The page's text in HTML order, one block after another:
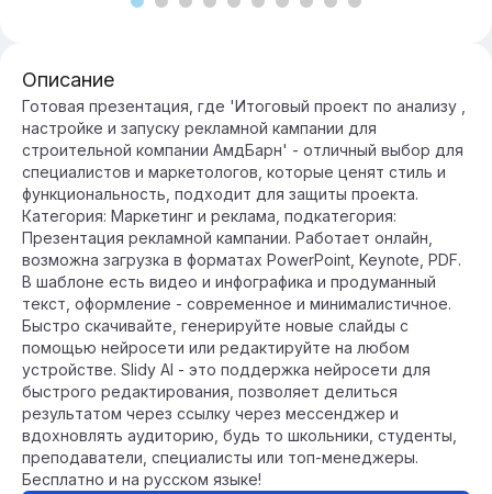
Описание
Готовая презентация, где 'Итоговый проект по анализу ,
настройке и запуску рекламной кампании для
строительной компании АмдБарн' - отличный выбор для
специалистов и маркетологов, которые ценят стиль и
функциональность, подходит для защиты проекта.
Категория: Маркетинг и реклама, подкатегория:
Презентация рекламной кампании. Работает онлайн,
возможна загрузка в форматах PowerPoint, Keynote, PDF.
В шаблоне есть видео и инфографика и продуманный
текст, оформление - современное и минималистичное.
Быстро скачивайте, генерируйте новые слайды с
помощью нейросети или редактируйте на любом
устройстве. Slidy AI - это поддержка нейросети для
быстрого редактирования, позволяет делиться
результатом через ссылку через мессенджер и
вдохновлять аудиторию, будь то школьники, студенты,
преподаватели, специалисты или топ-менеджеры.
Бесплатно и на русском языке!